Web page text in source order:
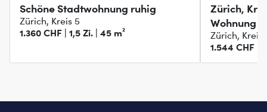
Schöne Stadtwohnung ruhig
Zürich, Kreis 5
1.360 CHF | 1,5 Zi. | 45 m²
Zürich,
Wohnung
Zürich, Kreis
1.544 CHF |